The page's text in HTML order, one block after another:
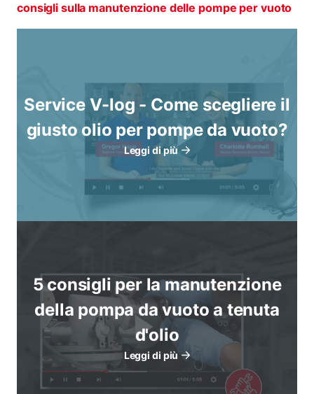
consigli sulla manutenzione delle pompe per vuoto
Service V-log - Come scegliere il
giusto olio per pompe da vuoto?
Leggi di più
5 consigli per la manutenzione
della pompa da vuoto a tenuta
d'olio
Leggi di più